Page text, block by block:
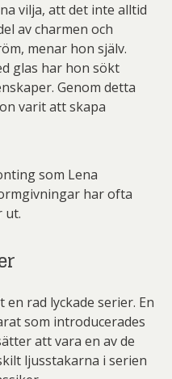
vilja, att det inte alltid
av charmen och
menar hon själv.
glas har hon sökt
Genom detta
varit att skapa
som Lena
har ofta
ut.
rad lyckade serier. En
som introducerades
att vara en av de
ljusstakarna i serien